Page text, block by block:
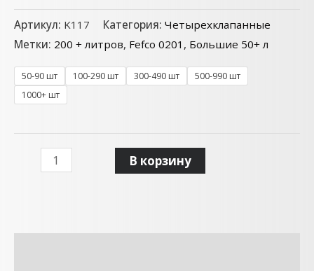
Артикул: K117 Категория: Четырехклапанные
Метки: 200 + литров, Fefco 0201 , Большие 50+ л
50-90 шт 100-290 шт 300-490 шт
500-990 шт
1000+ шт
В корзину